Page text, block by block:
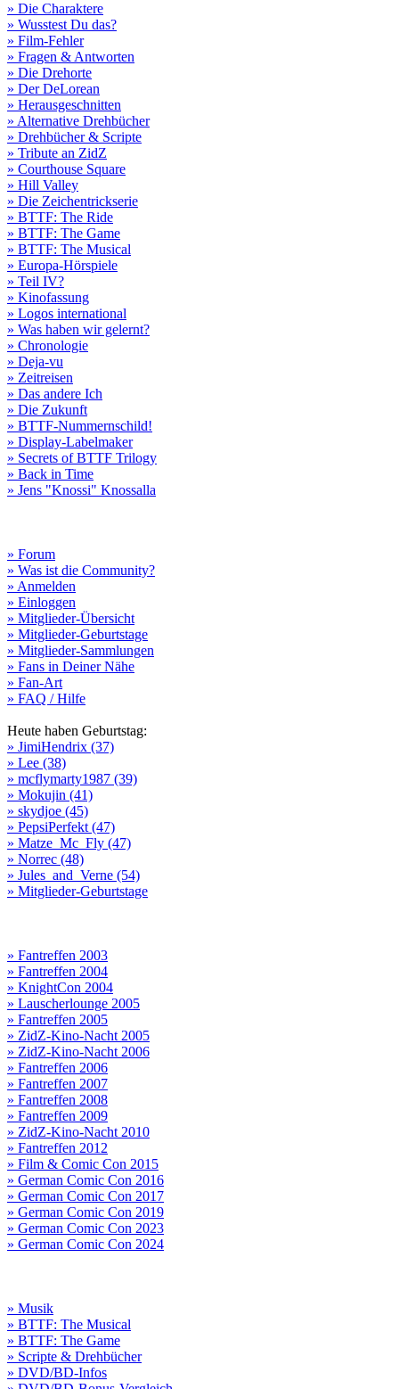
» Die Charaktere
» Wusstest Du das?
» Film-Fehler
» Fragen & Antworten
» Die Drehorte
» Der DeLorean
» Herausgeschnitten
» Alternative Drehbücher
» Drehbücher & Scripte
» Tribute an ZidZ
» Courthouse Square
» Hill Valley
» Die Zeichentrickserie
» BTTF: The Ride
» BTTF: The Game
» BTTF: The Musical
» Europa-Hörspiele
» Teil IV?
» Kinofassung
» Logos international
» Was haben wir gelernt?
» Chronologie
» Deja-vu
» Zeitreisen
» Das andere Ich
» Die Zukunft
» BTTF-Nummernschild!
» Display-Labelmaker
» Secrets of BTTF Trilogy
» Back in Time
» Jens "Knossi" Knossalla
» Forum
» Was ist die Community?
» Anmelden
» Einloggen
» Mitglieder-Übersicht
» Mitglieder-Geburtstage
» Mitglieder-Sammlungen
» Fans in Deiner Nähe
» Fan-Art
» FAQ / Hilfe
Heute haben Geburtstag:
» JimiHendrix (37)
» Lee (38)
» mcflymarty1987 (39)
» Mokujin (41)
» skydjoe (45)
» PepsiPerfekt (47)
» Matze_Mc_Fly (47)
» Norrec (48)
» Jules_and_Verne (54)
» Mitglieder-Geburtstage
» Fantreffen 2003
» Fantreffen 2004
» KnightCon 2004
» Lauscherlounge 2005
» Fantreffen 2005
» ZidZ-Kino-Nacht 2005
» ZidZ-Kino-Nacht 2006
» Fantreffen 2006
» Fantreffen 2007
» Fantreffen 2008
» Fantreffen 2009
» ZidZ-Kino-Nacht 2010
» Fantreffen 2012
» Film & Comic Con 2015
» German Comic Con 2016
» German Comic Con 2017
» German Comic Con 2019
» German Comic Con 2023
» German Comic Con 2024
» Musik
» BTTF: The Musical
» BTTF: The Game
» Scripte & Drehbücher
» DVD/BD-Infos